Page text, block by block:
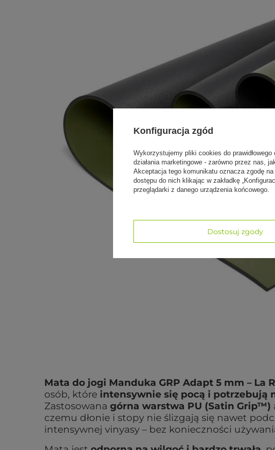
Mata do jogi Manduka GRP Adapt 5 mm – La
osób, które intensywnie się pocą i potrzebują
Zastosowana górna warstwa PU (Satin Grip™)
czemu dłonie i stopy nie ślizgają się nawet
intensywnej vinyasy – bez konieczności
Konfiguracja zgód
Wykorzystujemy pliki cookies do
działania marketingowe - zarówno przez nas,
Akceptacja tego komunikatu oznacza zgodę
dostępu do nich klikając w zakładkę
przeglądarki z danego urządzenia końcowego.
Dostosuj zgody